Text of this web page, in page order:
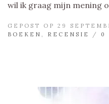
wil ik graag mijn mening
GEPOST OP 29
BOEKEN , RECENSIE / 0